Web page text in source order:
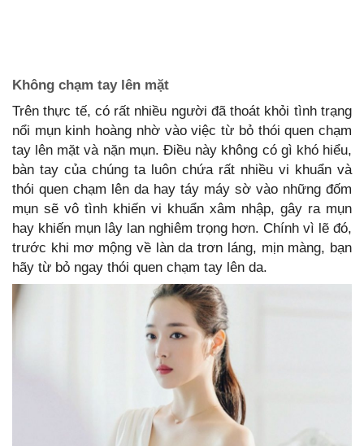
Không chạm tay lên mặt
Trên thực tế, có rất nhiều người đã thoát khỏi tình trạng
nổi mụn kinh hoàng nhờ vào việc từ bỏ thói quen chạm
tay lên mặt và nặn mụn. Điều này không có gì khó hiểu,
bàn tay của chúng ta luôn chứa rất nhiều vi khuẩn và
thói quen chạm lên da hay táy máy sờ vào những đốm
mụn sẽ vô tình khiến vi khuẩn xâm nhập, gây ra mụn
hay khiến mụn lây lan nghiêm trọng hơn. Chính vì lẽ đó,
trước khi mơ mộng về làn da trơn láng, mịn màng, bạn
hãy từ bỏ ngay thói quen chạm tay lên da.